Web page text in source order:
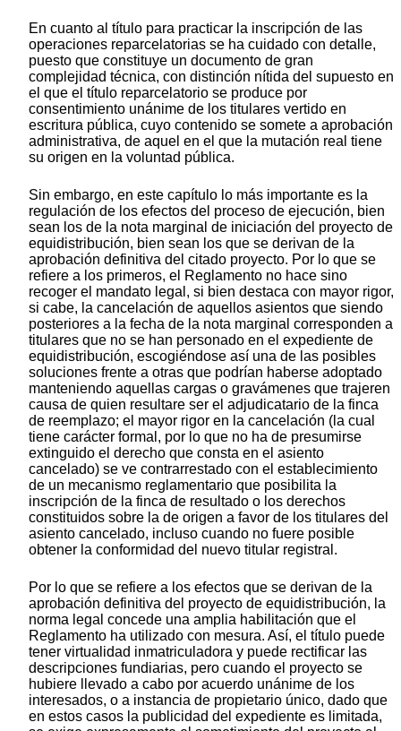
En cuanto al título para practicar la inscripción de las
operaciones reparcelatorias se ha cuidado con detalle,
puesto que constituye un documento de gran
complejidad técnica, con distinción nítida del supuesto en
el que el título reparcelatorio se produce por
consentimiento unánime de los titulares vertido en
escritura pública, cuyo contenido se somete a aprobación
administrativa, de aquel en el que la mutación real tiene
su origen en la voluntad pública.
Sin embargo, en este capítulo lo más importante es la
regulación de los efectos del proceso de ejecución, bien
sean los de la nota marginal de iniciación del proyecto de
equidistribución, bien sean los que se derivan de la
aprobación definitiva del citado proyecto. Por lo que se
refiere a los primeros, el Reglamento no hace sino
recoger el mandato legal, si bien destaca con mayor rigor,
si cabe, la cancelación de aquellos asientos que siendo
posteriores a la fecha de la nota marginal corresponden a
titulares que no se han personado en el expediente de
equidistribución, escogiéndose así una de las posibles
soluciones frente a otras que podrían haberse adoptado
manteniendo aquellas cargas o gravámenes que trajeren
causa de quien resultare ser el adjudicatario de la finca
de reemplazo; el mayor rigor en la cancelación (la cual
tiene carácter formal, por lo que no ha de presumirse
extinguido el derecho que consta en el asiento
cancelado) se ve contrarrestado con el establecimiento
de un mecanismo reglamentario que posibilita la
inscripción de la finca de resultado o los derechos
constituidos sobre la de origen a favor de los titulares del
asiento cancelado, incluso cuando no fuere posible
obtener la conformidad del nuevo titular registral.
Por lo que se refiere a los efectos que se derivan de la
aprobación definitiva del proyecto de equidistribución, la
norma legal concede una amplia habilitación que el
Reglamento ha utilizado con mesura. Así, el título puede
tener virtualidad inmatriculadora y puede rectificar las
descripciones fundiarias, pero cuando el proyecto se
hubiere llevado a cabo por acuerdo unánime de los
interesados, o a instancia de propietario único, dado que
en estos casos la publicidad del expediente es limitada,